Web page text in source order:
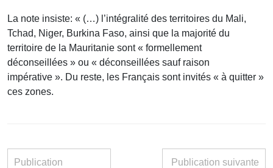
La note insiste: « (…) l’intégralité des territoires du Mali,
Tchad, Niger, Burkina Faso, ainsi que la majorité du
territoire de la Mauritanie sont « formellement
déconseillées » ou « déconseillées sauf raison
impérative ». Du reste, les Français sont invités « à quitter »
ces zones.
Publication
Publication suivante